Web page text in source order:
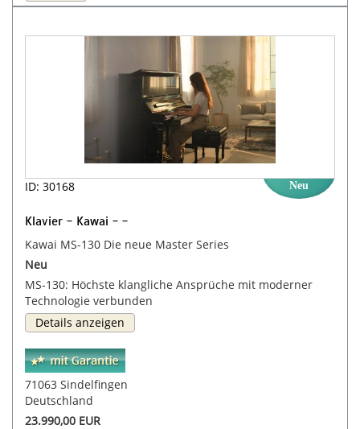
ID: 30168 Neu
Klavier - Kawai - -
Kawai MS-130 Die neue Master Series
Neu
MS-130: Höchste klangliche Ansprüche mit moderner
Technologie verbunden
Details anzeigen
71063 Sindelfingen
Deutschland
23.990,00 EUR